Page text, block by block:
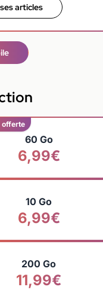
articles
offerte
60 Go
6,99€
10 Go
6,99€
200 Go
11,99€